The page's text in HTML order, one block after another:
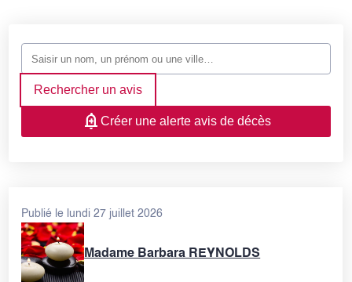
Rechercher un avis
Créer une alerte avis de décès
Publié le lundi 27 juillet 2026
Madame Barbara REYNOLDS